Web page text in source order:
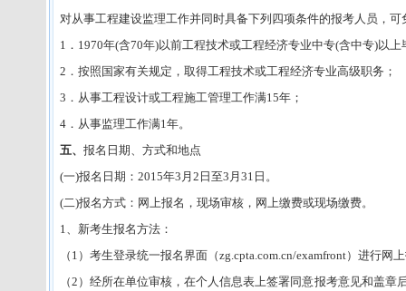
对从事工程建设监理工作并同时具备下列四项条件的报考人员，
1．1970年(含70年)以前工程技术或工程经济专业中专(含中专)以上
2．按照国家有关规定，取得工程技术或工程经济专业高级职务；
3．从事工程设计或工程施工管理工作满15年；
4．从事监理工作满1年。
五、 报名日期、方式和地点
(一)报名日期：2015年3月2日至3月31日。
(二)报名方式：网上报名，现场审核，网上缴费或现场缴费。
1、新考生报名方法：
（1）考生登录统一报名界面（zg.cpta.com.cn/examfront）进行
（2）经所在单位审核，在个人信息表上签署同意报考意见和盖